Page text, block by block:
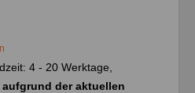
4 - 20 Werktage,
der aktuellen